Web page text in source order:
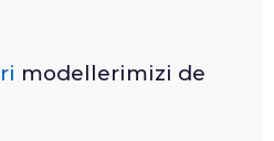
modellerimizi de